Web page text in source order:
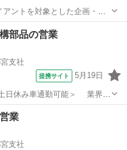
ントを対象とした企画・法
制作進行管理を学び、業務全
当としてスタートします。
部品の営業
支社
提携サイト 5月19日
日休み車通勤可能＞ 業界未
の環境です。福利厚生も充
業
支社